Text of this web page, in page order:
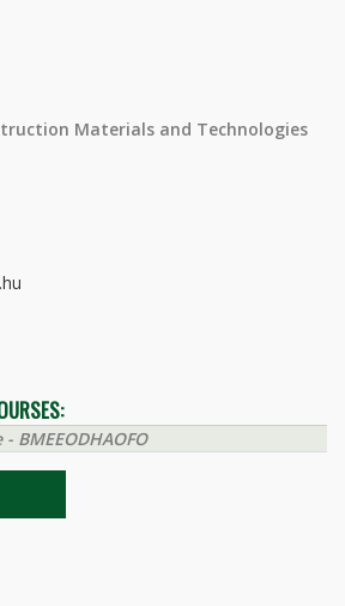
Materials and Technologies
BMEEODHAOFO